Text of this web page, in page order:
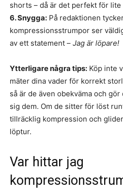
shorts – då är det perfekt för
6. Snygga: På redaktionen
kompressionsstrumpor ser
av ett statement – Jag är löpare!
Ytterligare några tips: Köp inte
mäter dina vader för korrekt
så är de även obekväma och
sig dem. Om de sitter för löst
tillräcklig kompression och
löptur.
Var hittar jag